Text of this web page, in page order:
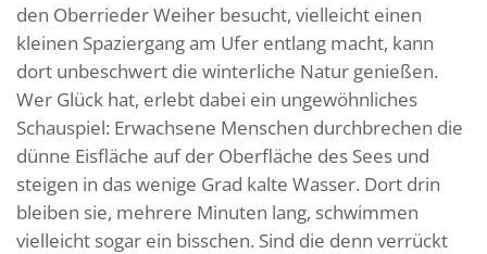
den Oberrieder Weiher besucht, vielleicht einen
kleinen Spaziergang am Ufer entlang macht, kann
dort unbeschwert die winterliche Natur genießen.
Wer Glück hat, erlebt dabei ein ungewöhnliches
Schauspiel: Erwachsene Menschen durchbrechen die
dünne Eisfläche auf der Oberfläche des Sees und
steigen in das wenige Grad kalte Wasser. Dort drin
bleiben sie, mehrere Minuten lang, schwimmen
vielleicht sogar ein bisschen. Sind die denn verrückt